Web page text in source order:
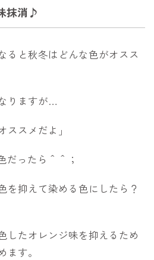
ご予約
抹消♪
ると秋冬はどんな色がオスス
りますが…
スメだよ」
だったら＾＾；
抑えて染める色にしたら？
したオレンジ味を抑えるため
す。